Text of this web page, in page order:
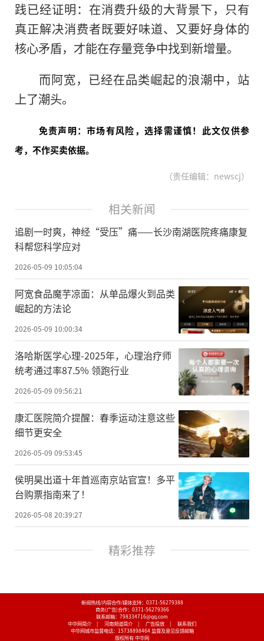
践已经证明：在消费升级的大背景下，只有
真正解决消费者既要好味道、又要好身体的
核心矛盾，才能在存量竞争中找到新增量。
而阿宽，已经在品类崛起的浪潮中，站
上了潮头。
免责声明：市场有风险，选择需谨慎！此文仅供参
考，不作买卖依据。
（责任编辑：newscj）
相关新闻
追剧一时爽，神经“受压”痛——长沙南湖医院疼痛康复
科帮您科学应对
2026-05-09 10:05:04
阿宽食品魔芋凉面：从单品爆火到品类
崛起的方法论
2026-05-09 10:00:34
洛哈斯医学心理-2025年，心理治疗师
统考通过率87.5% 领跑行业
2026-05-09 09:56:21
康汇医院简介提醒：春季运动注意这些
细节更安全
2026-05-09 09:53:45
侯明昊出道十年首巡南京站官宣！多平
台购票指南来了！
2026-05-08 20:39:27
精彩推荐
新闻热线/内容合作/媒体支持： 0371-56279388
商务(广告)合作： 0371-56279366
联系邮箱：798334716@qq.com
中华网简介
| 河南频道简介 | 广告投放 |
联系我们
中华网城市监督电话： 15738898464 监督及意见反馈邮箱
版权所有 中华网